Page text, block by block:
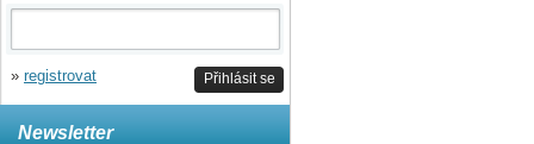
Přihlásit se
» registrovat
Newsletter